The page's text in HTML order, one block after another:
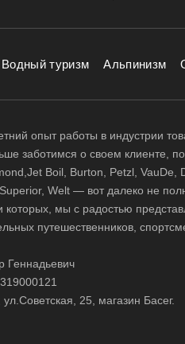
Водный туризм Альпинизм
опыт работы в индустрии
заботимся о своем клиенте,
Boil, Burton, Petzl, VauDe,
Welt — вот далеко не
которых, мы с радостью
путешественников,
Геннадьевич
25, магазин Басег.